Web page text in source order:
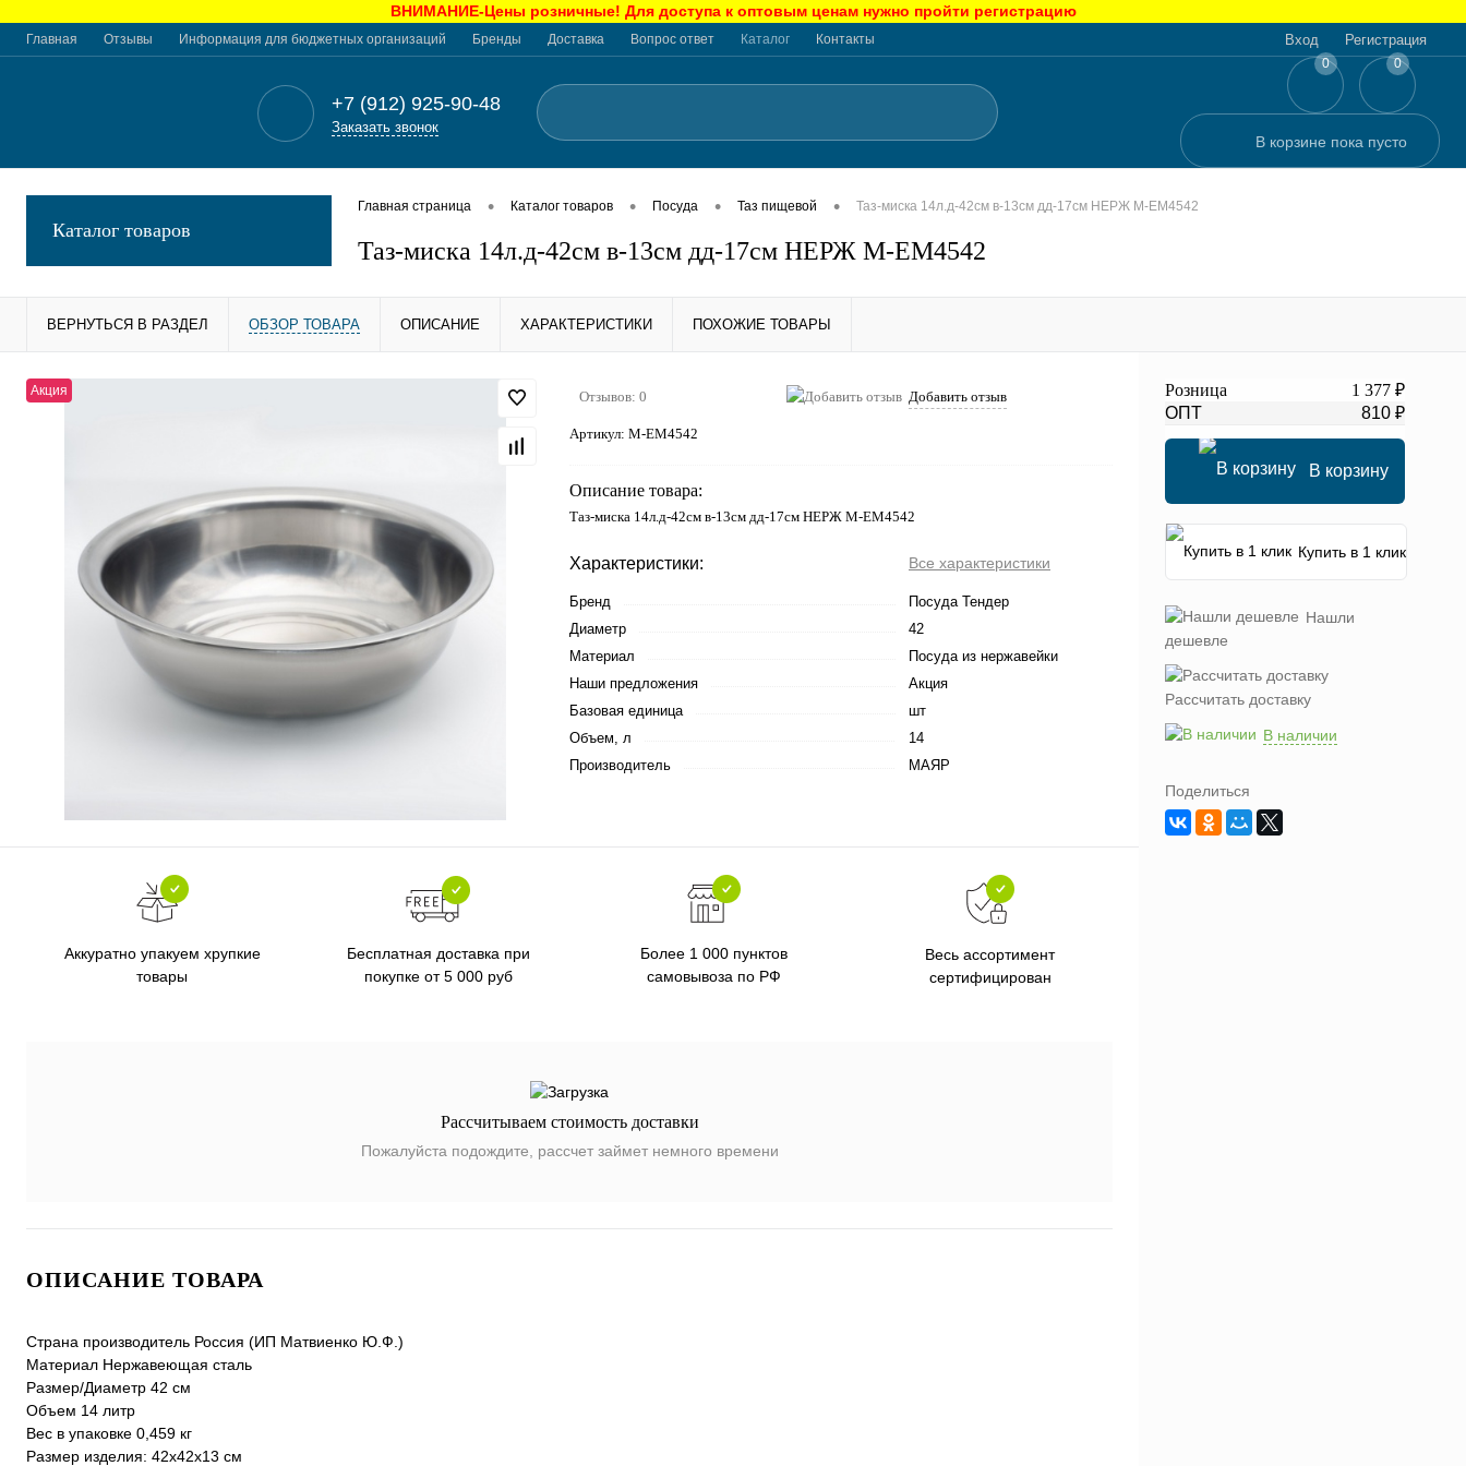
ВНИМАНИЕ-Цены розничные! Для доступа к оптовым ценам нужно пройти регистрацию
Главная Отзывы Информация для бюджетных организаций Бренды Доставка Вопрос ответ Каталог Контакты Вход Регистрация
+7 (912) 925-90-48
Заказать звонок
0 0
В корзине пока пусто
Каталог товаров
Главная страница • Каталог товаров • Посуда • Таз пищевой • Таз-миска 14л.д-42см в-13см дд-17см НЕРЖ М-ЕМ4542
Таз-миска 14л.д-42см в-13см дд-17см НЕРЖ М-ЕМ4542
ВЕРНУТЬСЯ В РАЗДЕЛ ОБЗОР ТОВАРА ОПИСАНИЕ ХАРАКТЕРИСТИКИ ПОХОЖИЕ ТОВАРЫ
Акция Отзывов: 0 Добавить отзыв
Артикул: М-ЕМ4542
Описание товара:
Таз-миска 14л.д-42см в-13см дд-17см НЕРЖ М-ЕМ4542
Характеристики: Все характеристики
Бренд
Посуда Тендер
Диаметр
42
Материал
Посуда из нержавейки
Наши предложения
Акция
Базовая единица
шт
Объем, л
14
Производитель
МАЯР
Аккуратно упакуем хрупкие
товары
Бесплатная доставка при
покупке от 5 000 руб
Более 1 000 пунктов
самовывоза по РФ
Весь ассортимент
сертифицирован
Рассчитываем стоимость доставки
Пожалуйста подождите, рассчет займет немного времени
ОПИСАНИЕ ТОВАРА
Страна производитель Россия (ИП Матвиенко Ю.Ф.)
Материал Нержавеющая сталь
Размер/Диаметр 42 см
Объем 14 литр
Вес в упаковке 0,459 кг
Размер изделия: 42х42х13 см
Розница
1 377 ₽
ОПТ
810 ₽
В корзину
Купить в 1 клик
Нашли
дешевле
Рассчитать доставку
В наличии
Поделиться